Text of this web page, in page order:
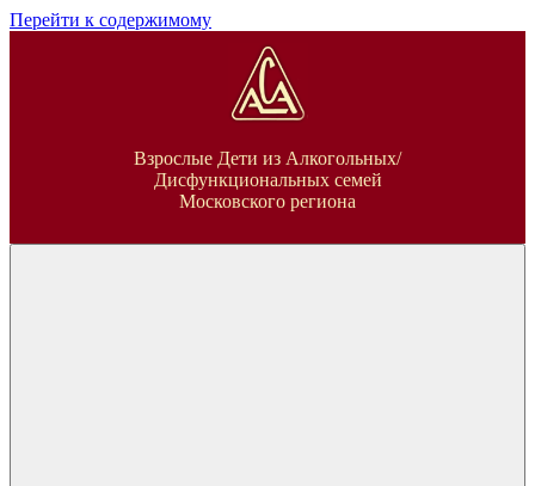
Перейти к содержимому
ВДАВзрослые Дети из Алкогольных/
Дисфункциональных семей
Московского региона